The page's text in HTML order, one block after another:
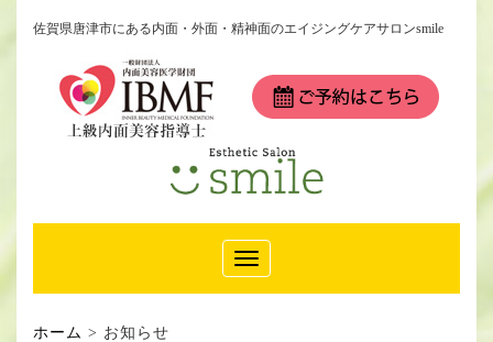
佐賀県唐津市にある内面・外面・精神面のエイジングケアサロンsmile
Toggle
Navigation
ホーム > お知らせ